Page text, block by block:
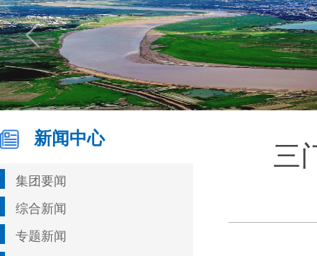
新闻中心
集团要闻
综合新闻
专题新闻
三